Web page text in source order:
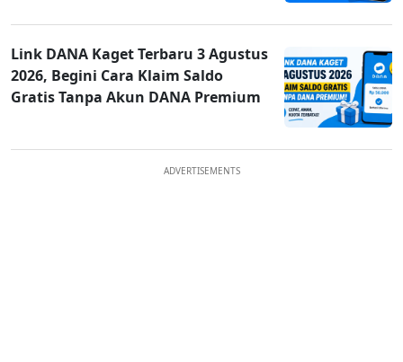
Link DANA Kaget Terbaru 3 Agustus
2026, Begini Cara Klaim Saldo
Gratis Tanpa Akun DANA Premium
ADVERTISEMENTS